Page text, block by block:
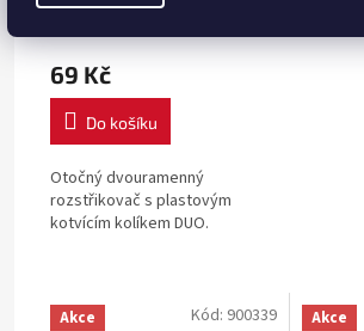
69 Kč
Do košíku
Otočný dvouramenný
rozstřikovač s plastovým
kotvícím kolíkem DUO.
Akce Kód: 900339 Akce